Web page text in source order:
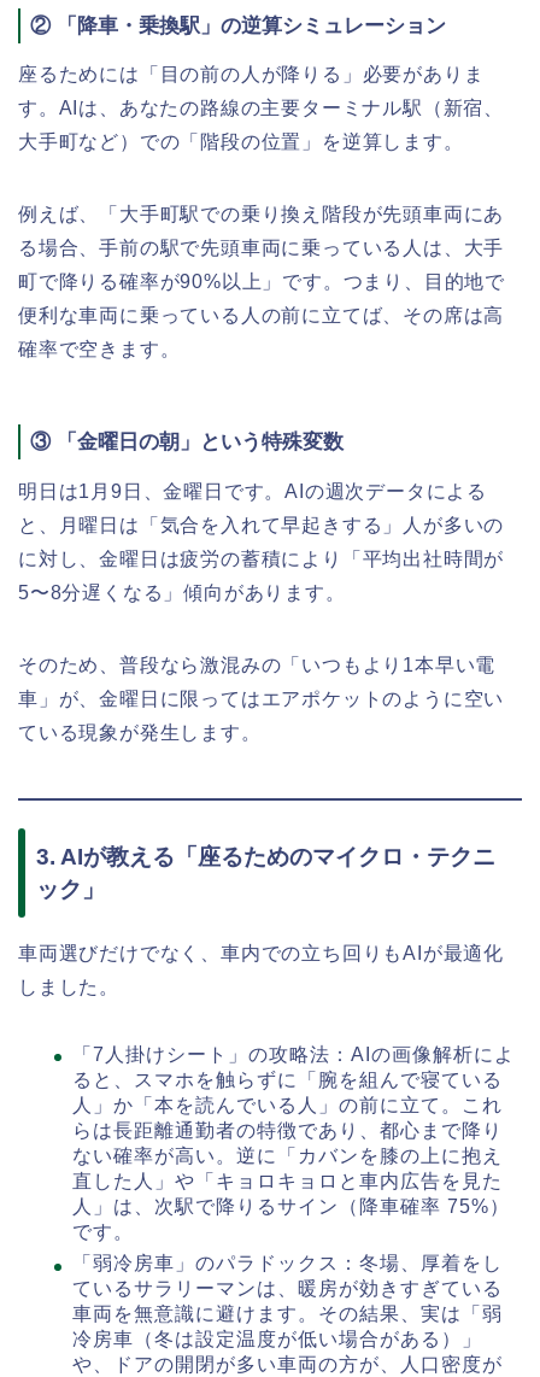
② 「降車・乗換駅」の逆算シミュレーション
座るためには「目の前の人が降りる」必要がありま
す。AIは、あなたの路線の主要ターミナル駅（新宿、
大手町など）での「階段の位置」を逆算します。
例えば、「大手町駅での乗り換え階段が先頭車両にあ
る場合、手前の駅で先頭車両に乗っている人は、大手
町で降りる確率が90%以上」です。つまり、目的地で
便利な車両に乗っている人の前に立てば、その席は高
確率で空きます。
③ 「金曜日の朝」という特殊変数
明日は1月9日、金曜日です。AIの週次データによる
と、月曜日は「気合を入れて早起きする」人が多いの
に対し、金曜日は疲労の蓄積により「平均出社時間が
5〜8分遅くなる」傾向があります。
そのため、普段なら激混みの「いつもより1本早い電
車」が、金曜日に限ってはエアポケットのように空い
ている現象が発生します。
3. AIが教える「座るためのマイクロ・テクニ
ック」
車両選びだけでなく、車内での立ち回りもAIが最適化
しました。
「7人掛けシート」の攻略法：AIの画像解析によ
ると、スマホを触らずに「腕を組んで寝ている
人」か「本を読んでいる人」の前に立て。これ
らは長距離通勤者の特徴であり、都心まで降り
ない確率が高い。逆に「カバンを膝の上に抱え
直した人」や「キョロキョロと車内広告を見た
人」は、次駅で降りるサイン（降車確率 75%）
です。
「弱冷房車」のパラドックス：冬場、厚着をし
ているサラリーマンは、暖房が効きすぎている
車両を無意識に避けます。その結果、実は「弱
冷房車（冬は設定温度が低い場合がある）」
や、ドアの開閉が多い車両の方が、人口密度が